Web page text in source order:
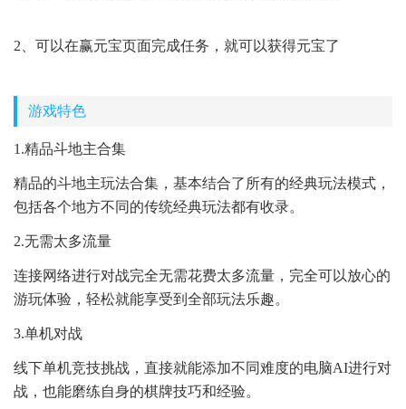
2、可以在赢元宝页面完成任务，就可以获得元宝了
游戏特色
1.精品斗地主合集
精品的斗地主玩法合集，基本结合了所有的经典玩法模式，
包括各个地方不同的传统经典玩法都有收录。
2.无需太多流量
连接网络进行对战完全无需花费太多流量，完全可以放心的
游玩体验，轻松就能享受到全部玩法乐趣。
3.单机对战
线下单机竞技挑战，直接就能添加不同难度的电脑AI进行对
战，也能磨练自身的棋牌技巧和经验。